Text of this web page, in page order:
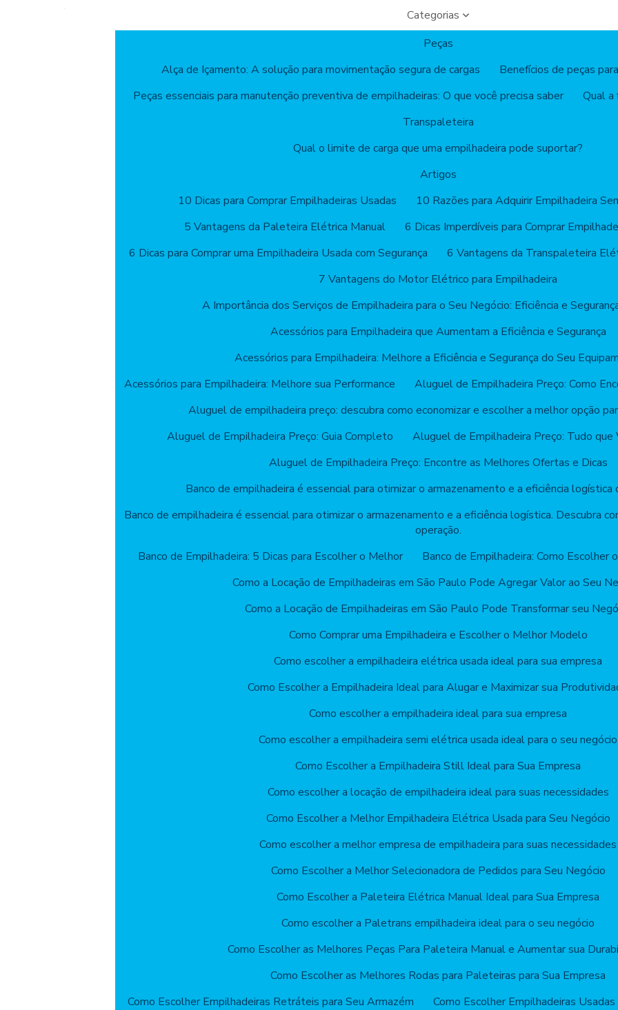
Categorias
Peças
Alça de Içamento: A solução para movimentação segura de cargas
Benefícios de peças
Peças essenciais para manutenção preventiva de empilhadeiras: O que você precisa saber
Qual a
Transpaleteira
Qual o limite de carga que uma empilhadeira pode suportar?
Artigos
10 Dicas para Comprar Empilhadeiras Usadas
10 Razões para Adquirir Empilhadeira
5 Vantagens da Paleteira Elétrica Manual
6 Dicas Imperdíveis para Comprar
6 Dicas para Comprar uma Empilhadeira Usada com Segurança
6 Vantagens da Transpaleteira
7 Vantagens do Motor Elétrico para Empilhadeira
A Importância dos Serviços de Empilhadeira para o Seu Negócio: Eficiência e
Acessórios para Empilhadeira que Aumentam a Eficiência e Segurança
Acessórios para Empilhadeira: Melhore a Eficiência e Segurança do Seu
Acessórios para Empilhadeira: Melhore sua Performance
Aluguel de Empilhadeira Preço: Como
Aluguel de empilhadeira preço: descubra como economizar e escolher a melhor opção
Aluguel de Empilhadeira Preço: Guia Completo
Aluguel de Empilhadeira Preço: Tudo que
Aluguel de Empilhadeira Preço: Encontre as Melhores Ofertas e Dicas
Banco de empilhadeira é essencial para otimizar o armazenamento e a eficiência logística
Banco de empilhadeira é essencial para otimizar o armazenamento e a eficiência logística. Descubra
operação.
Banco de Empilhadeira: 5 Dicas para Escolher o Melhor
Banco de Empilhadeira: Como Escolher
Como a Locação de Empilhadeiras em São Paulo Pode Agregar Valor ao Seu
Como a Locação de Empilhadeiras em São Paulo Pode Transformar seu
Como Comprar uma Empilhadeira e Escolher o Melhor Modelo
Como escolher a empilhadeira elétrica usada ideal para sua empresa
Como Escolher a Empilhadeira Ideal para Alugar e Maximizar sua
Como escolher a empilhadeira ideal para sua empresa
Como escolher a empilhadeira semi elétrica usada ideal para o seu negócio
Como Escolher a Empilhadeira Still Ideal para Sua Empresa
Como escolher a locação de empilhadeira ideal para suas necessidades
Como Escolher a Melhor Empilhadeira Elétrica Usada para Seu Negócio
Como escolher a melhor empresa de empilhadeira para suas necessidades
Como Escolher a Melhor Selecionadora de Pedidos para Seu Negócio
Como Escolher a Paleteira Elétrica Manual Ideal para Sua Empresa
Como escolher a Paletrans empilhadeira ideal para o seu negócio
Como Escolher as Melhores Peças Para Paleteira Manual e Aumentar sua
Como Escolher as Melhores Rodas para Paleteiras para Sua Empresa
Como Escolher Empilhadeiras Retráteis para Seu Armazém
Como Escolher Empilhadeiras